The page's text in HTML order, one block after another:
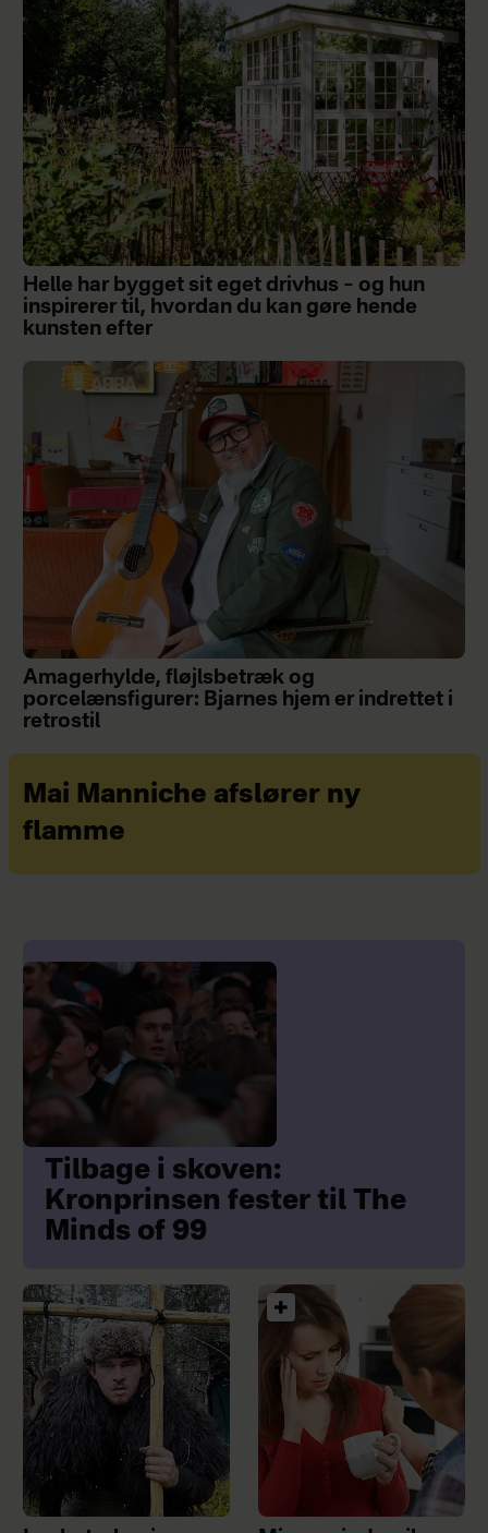
Helle har bygget sit eget drivhus – og hun
inspirerer til, hvordan du kan gøre hende
kunsten efter
Amagerhylde, fløjlsbetræk og
porcelænsfigurer: Bjarnes hjem er indrettet i
retrostil
Mai Manniche afslører ny
flamme
Tilbage i skoven:
Kronprinsen fester til The
Minds of 99